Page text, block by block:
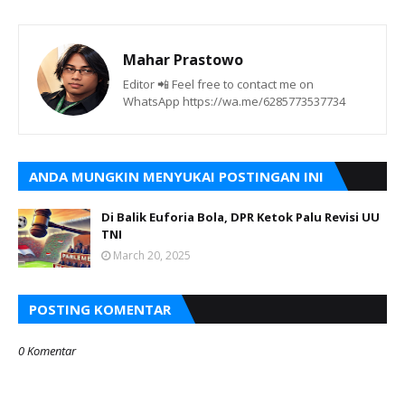
Mahar Prastowo
Editor 📲 Feel free to contact me on
WhatsApp https://wa.me/6285773537734
ANDA MUNGKIN MENYUKAI POSTINGAN INI
Di Balik Euforia Bola, DPR Ketok Palu Revisi UU
TNI
March 20, 2025
POSTING KOMENTAR
0 Komentar